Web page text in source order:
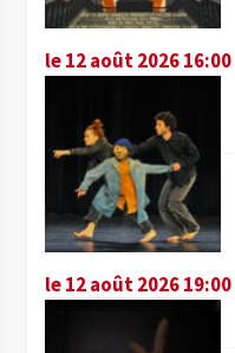
le 12 août 2026 16:00
le 12 août 2026 19:00